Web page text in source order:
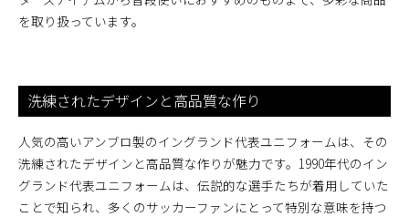
を取り扱っています。
洗練されたデザインと高品質な作り
人気の高いアンブロ製のイングランド代表ユニフォームは、その
洗練されたデザインと高品質な作りが魅力です。1990年代のイン
グランド代表ユニフォームは、伝説的な選手たちが着用していた
ことで知られ、多くのサッカーファンにとって特別な意味を持つ